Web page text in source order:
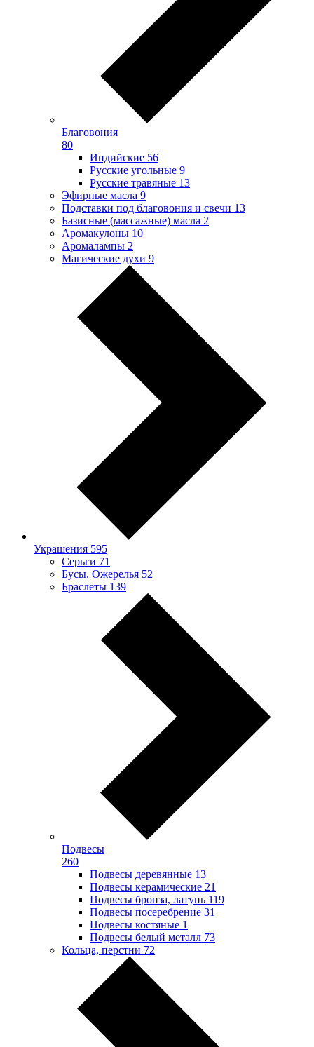
Благовония
80
Индийские 56
Русские угольные 9
Русские травяные 13
Эфирные масла 9
Подставки под благовония и свечи 13
Базисные (массажные) масла 2
Аромакулоны 10
Аромалампы 2
Магические духи 9
Украшения 595
Серьги 71
Бусы. Ожерелья 52
Браслеты 139
Подвесы
260
Подвесы деревянные 13
Подвесы керамические 21
Подвесы бронза, латунь 119
Подвесы посеребрение 31
Подвесы костяные 1
Подвесы белый металл 73
Кольца, перстни 72